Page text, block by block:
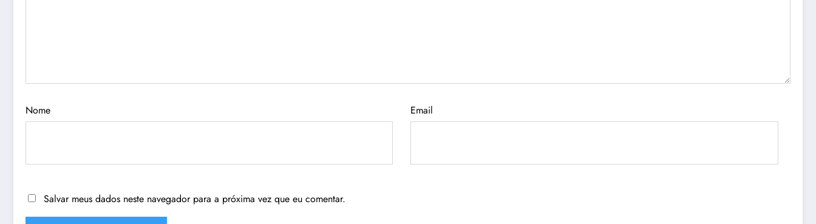
Nome Email
Salvar meus dados neste navegador para a próxima vez que eu comentar.